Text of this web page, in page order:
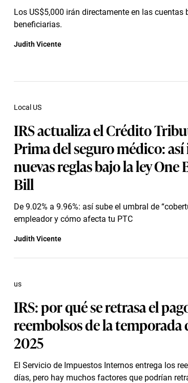
Los US$5,000 irán directamente en las
beneficiarias.
Judith Vicente
IRS actualiza el Crédito
Prima del seguro médico:
nuevas reglas bajo la ley
Bill
De 9.02% a 9.96%: así sube el umbral de
empleador y cómo afecta tu PTC
Local US
Judith Vicente
IRS: por qué se retrasa el
reembolsos de la temporada
2025
El Servicio de Impuestos Internos entrega los
días, pero hay muchos factores que podrían
us